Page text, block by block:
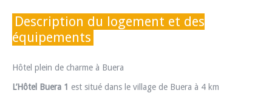
Description du logement et des
équipements
Hôtel plein de charme à Buera
L’Hôtel Buera 1 est situé dans le village de Buera à 4 km